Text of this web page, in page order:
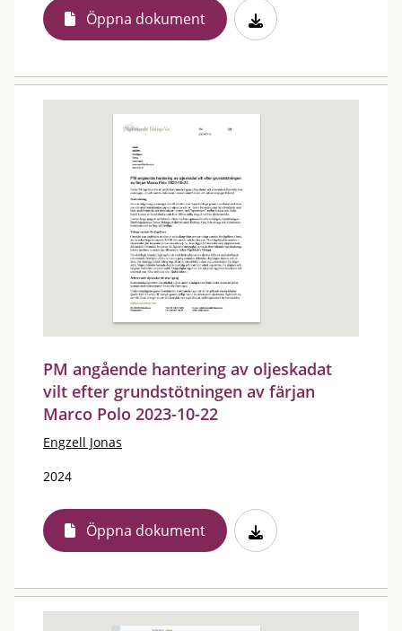
Öppna dokument
PM angående hantering av oljeskadat
vilt efter grundstötningen av färjan
Marco Polo 2023-10-22
Engzell Jonas
2024
Öppna dokument